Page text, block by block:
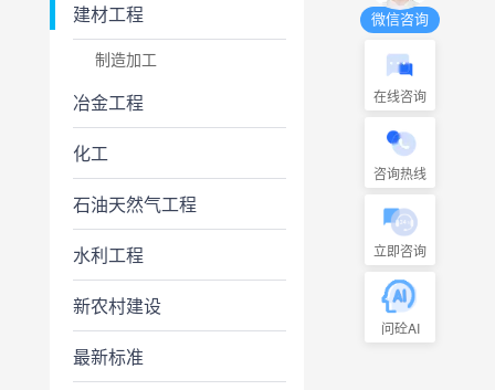
建材工程
制造加工
冶金工程
化工
石油天然气工程
水利工程
新农村建设
最新标准
微信咨询
在线咨询
咨询热线
立即咨询
问砼AI